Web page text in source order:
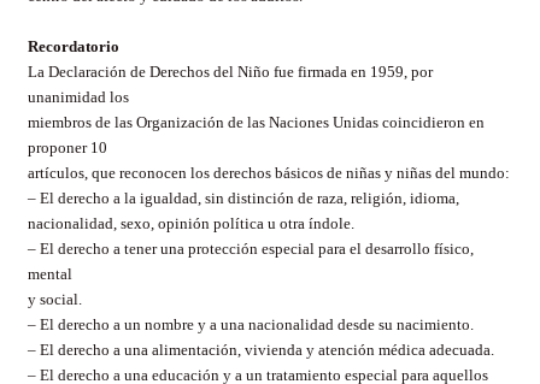
Recordatorio
La Declaración de Derechos del Niño fue firmada en 1959, por
unanimidad los
miembros de las Organización de las Naciones Unidas coincidieron en
proponer 10
artículos, que reconocen los derechos básicos de niñas y niñas del mundo:
– El derecho a la igualdad, sin distinción de raza, religión, idioma,
nacionalidad, sexo, opinión política u otra índole.
– El derecho a tener una protección especial para el desarrollo físico,
mental
y social.
– El derecho a un nombre y a una nacionalidad desde su nacimiento.
– El derecho a una alimentación, vivienda y atención médica adecuada.
– El derecho a una educación y a un tratamiento especial para aquellos